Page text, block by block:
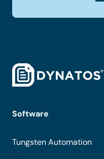
Software
Tungsten Automation